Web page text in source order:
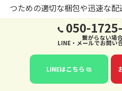
つための適切な梱包や迅速な
められます。さらに、SNSや地
活用し、ターゲット顧客に合
うことで販路拡大が可能となり
ントを踏まえたEC展開は、法
く寄与します。
050-
繋がらない場合
LINE・メールでお問い
LINEはこちら